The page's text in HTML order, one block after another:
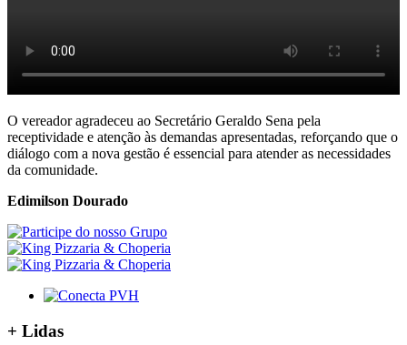
O vereador agradeceu ao Secretário Geraldo Sena pela
receptividade e atenção às demandas apresentadas, reforçando que o
diálogo com a nova gestão é essencial para atender as necessidades
da comunidade.
Edimilson Dourado
+ Lidas